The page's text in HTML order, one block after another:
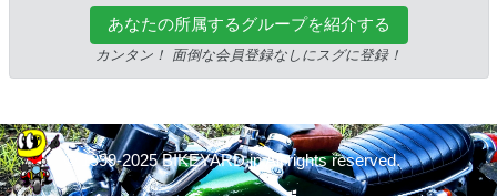
あなたの所属するグループを紹介する
カンタン！ 面倒な会員登録なしにスグに登録！
© 1999-2025 BIKEYARD.jp All rights reserved.